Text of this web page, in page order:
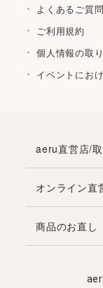
よくあるご質問
ご利用規約
個人情報の取
イベントにお
aeru直営店/
オンライン直
商品のお直し